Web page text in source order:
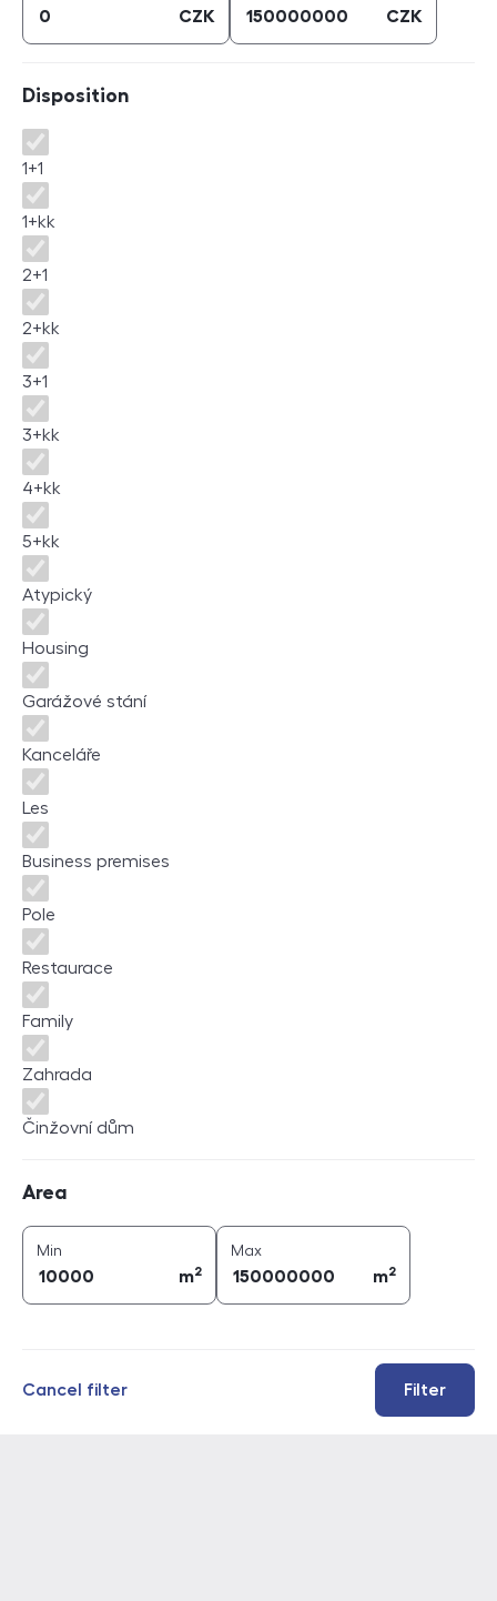
CZK CZK
Disposition
Disposition
1+1
1+kk
2+1
2+kk
3+1
3+kk
4+kk
5+kk
Atypický
Housing
Garážové stání
Kanceláře
Les
Business premises
Pole
Restaurace
Family
Zahrada
Činžovní dům
Area
Min
m2
Maxarea (
m2
Filter
Cancel filter